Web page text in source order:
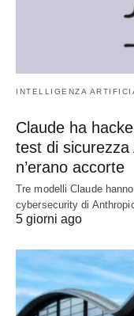
INTELLIGENZA
Claude ha
test di
n’erano accorte
Tre modelli Claude
cybersecurity di
5 giorni ago